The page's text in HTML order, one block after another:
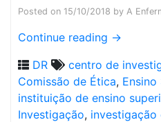
Posted on 15/10/2018 by A
Continue reading →
DR
centro de
Comissão de Ética, Ensino
instituição de ensino
Investigação, investigação